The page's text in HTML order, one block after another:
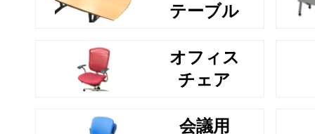
テーブル
オフィス
チェア
会議用